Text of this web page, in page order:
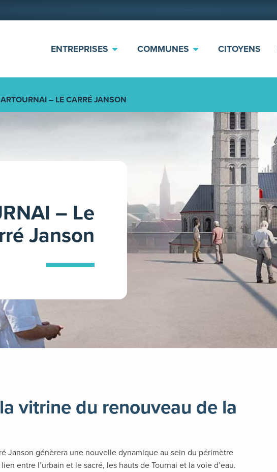
ENTREPRISES COMMUNES CITOYENS
– LE CARRÉ JANSON
– Le
Janson
vitrine du renouveau de la
Janson génèrera une nouvelle dynamique au sein du périmètre
entre l’urbain et le sacré, les hauts de Tournai et la voie d’eau.